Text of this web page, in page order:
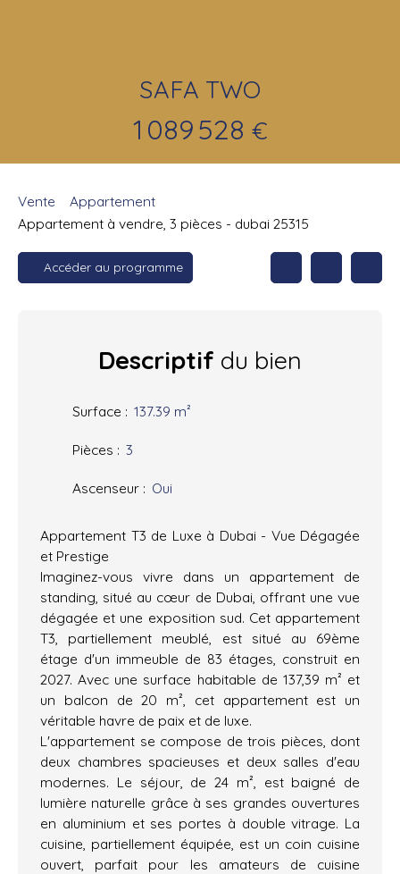
SAFA TWO
1 089 528 €
Vente
Appartement
Appartement à vendre, 3 pièces - dubai 25315
Accéder au programme
Descriptif du bien
Surface : 137.39 m²
Pièces : 3
Ascenseur : Oui
Appartement T3 de Luxe à Dubai - Vue Dégagée
et Prestige
Imaginez-vous vivre dans un appartement de
standing, situé au cœur de Dubai, offrant une vue
dégagée et une exposition sud. Cet appartement
T3, partiellement meublé, est situé au 69ème
étage d'un immeuble de 83 étages, construit en
2027. Avec une surface habitable de 137,39 m² et
un balcon de 20 m², cet appartement est un
véritable havre de paix et de luxe.
L'appartement se compose de trois pièces, dont
deux chambres spacieuses et deux salles d'eau
modernes. Le séjour, de 24 m², est baigné de
lumière naturelle grâce à ses grandes ouvertures
en aluminium et ses portes à double vitrage. La
cuisine, partiellement équipée, est un coin cuisine
ouvert, parfait pour les amateurs de cuisine